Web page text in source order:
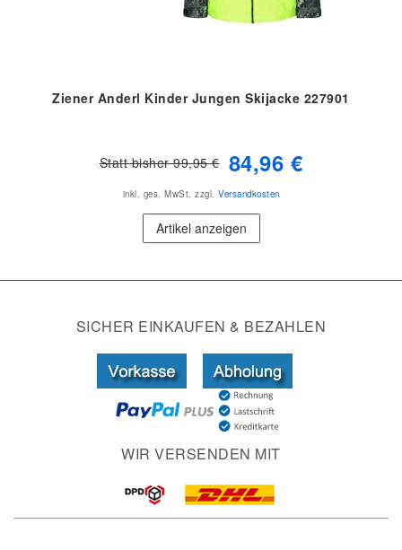
Ziener Anderl Kinder Jungen Skijacke 227901
Statt bisher 99,95 € 84,96 €
inkl. ges. MwSt. zzgl. Versandkosten
Artikel anzeigen
SICHER EINKAUFEN & BEZAHLEN
WIR VERSENDEN MIT